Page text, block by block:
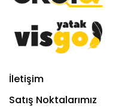
İletişim
Satış Noktalarımız